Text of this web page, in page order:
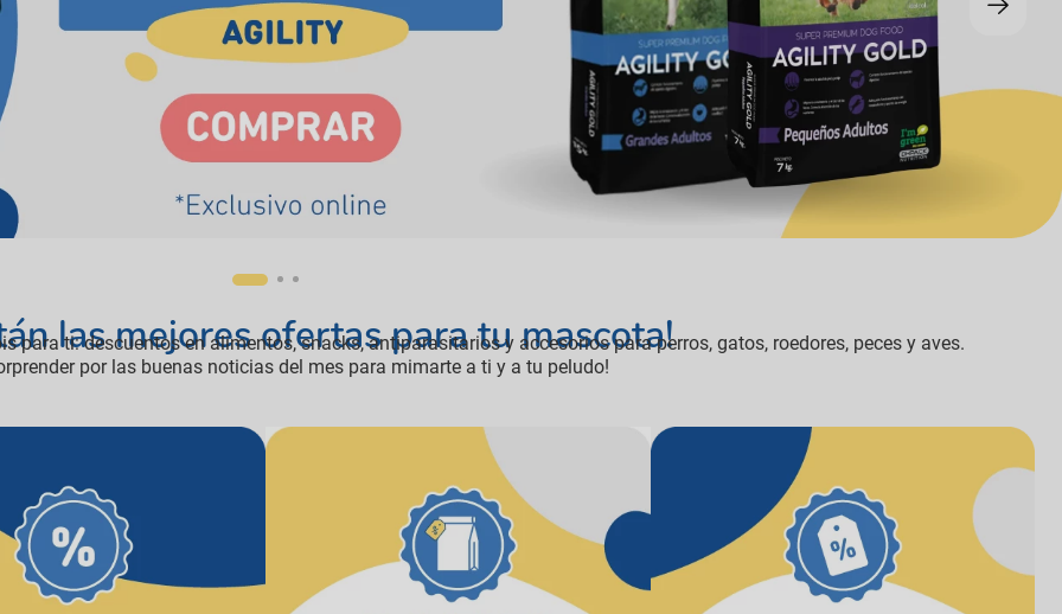
manchas
Cuidados especiales
las mejores ofertas para tu mascota!
para ti: descuentos en alimentos, snacks, antiparasitarios y accesorios para perros, gatos, roedores, peces y aves.
por las buenas noticias del mes para mimarte a ti y a tu peludo!